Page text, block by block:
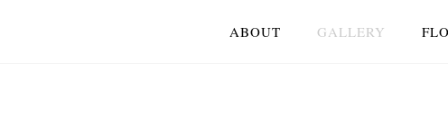
ABOUT GALLERY